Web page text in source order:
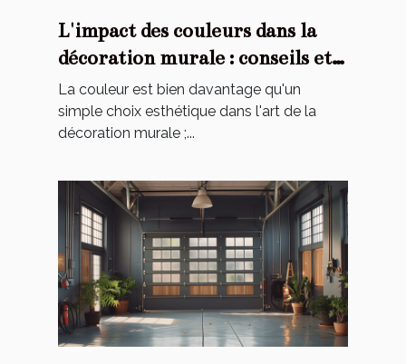
L'impact des couleurs dans la
décoration murale : conseils et
astuces
La couleur est bien davantage qu'un
simple choix esthétique dans l'art de la
décoration murale ;...